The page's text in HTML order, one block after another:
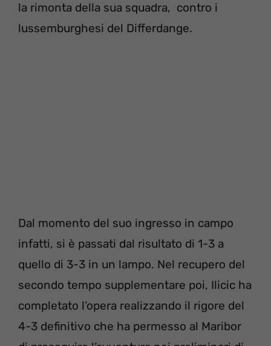
la rimonta della sua squadra, contro i
lussemburghesi del Differdange.
Dal momento del suo ingresso in campo
infatti, si è passati dal risultato di 1-3 a
quello di 3-3 in un lampo. Nel recupero del
secondo tempo supplementare poi, Ilicic ha
completato l’opera realizzando il rigore del
4-3 definitivo che ha permesso al Maribor